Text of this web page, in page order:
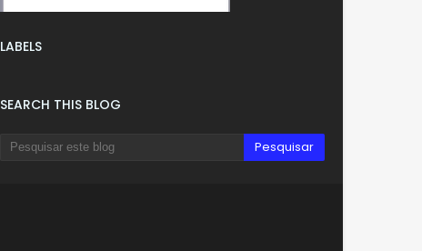
LABELS
SEARCH THIS BLOG